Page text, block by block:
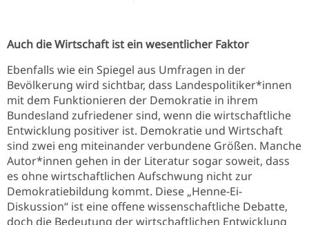
Auch die Wirtschaft ist ein wesentlicher Faktor
Ebenfalls wie ein Spiegel aus Umfragen in der
Bevölkerung wird sichtbar, dass Landespolitiker*innen
mit dem Funktionieren der Demokratie in ihrem
Bundesland zufriedener sind, wenn die wirtschaftliche
Entwicklung positiver ist. Demokratie und Wirtschaft
sind zwei eng miteinander verbundene Größen. Manche
Autor*innen gehen in der Literatur sogar soweit, dass
es ohne wirtschaftlichen Aufschwung nicht zur
Demokratiebildung kommt. Diese „Henne-Ei-
Diskussion“ ist eine offene wissenschaftliche Debatte,
doch die Bedeutung der wirtschaftlichen Entwicklung